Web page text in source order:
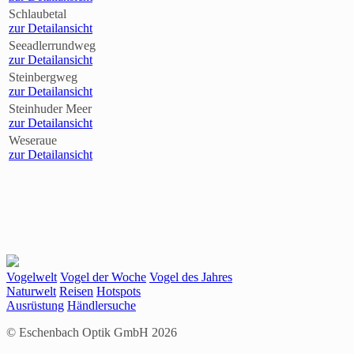
Schlaubetal
zur Detailansicht
Seeadlerrundweg
zur Detailansicht
Steinbergweg
zur Detailansicht
Steinhuder Meer
zur Detailansicht
Weseraue
zur Detailansicht
Vogelwelt Vogel der Woche Vogel des Jahres
Naturwelt Reisen Hotspots
Ausrüstung Händlersuche
© Eschenbach Optik GmbH 2026